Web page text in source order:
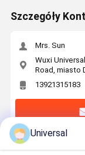
Szczegóły
Mrs. Sun
Wuxi
Road, miasto
13921315183
Universal